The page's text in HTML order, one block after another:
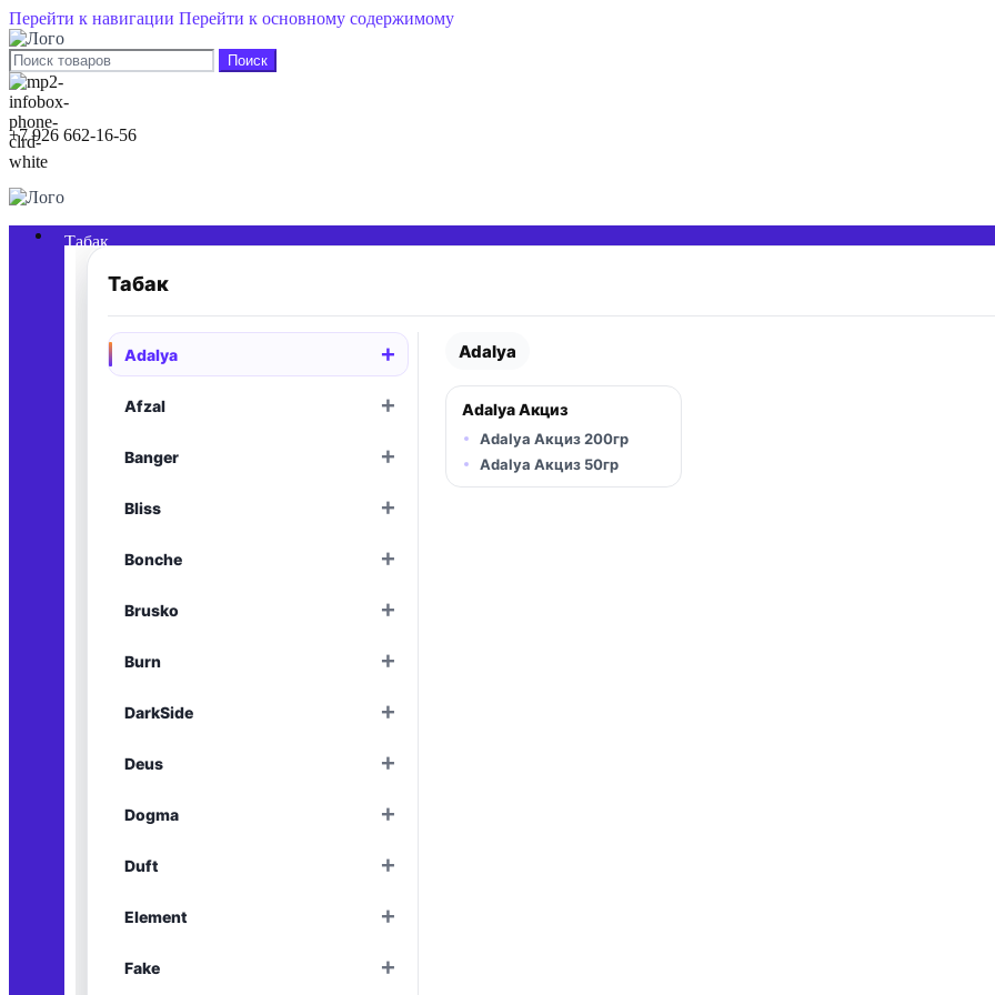
Перейти к навигации Перейти к основному содержимому
Поиск
+7 926 662-16-56
Табак
Табак
Adalya +Раскрыть вложенные категории
Afzal +Раскрыть вложенные категории
Banger +Раскрыть вложенные категории
Bliss +Раскрыть вложенные категории
Bonche +Раскрыть вложенные категории
Brusko +Раскрыть вложенные категории
Burn +Раскрыть вложенные категории
DarkSide +Раскрыть вложенные категории
Deus +Раскрыть вложенные категории
Dogma +Раскрыть вложенные категории
Duft +Раскрыть вложенные категории
Element +Раскрыть вложенные категории
Fake +Раскрыть вложенные категории
Adalya
Adalya Акциз
Adalya Акциз 200гр
Adalya Акциз 50гр